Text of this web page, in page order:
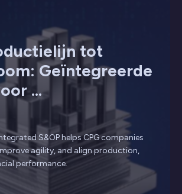
tot
Geïntegreerde
...
S&OP helps CPG companies
agility, and align production,
performance.